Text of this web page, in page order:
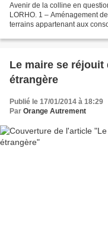
Avenir de la colline en
LORHO. 1 – Aménagement
terrains appartenant aux
Le maire se réjouit
étrangère
Publié le 17/01/2014 à 18:29
Par Orange Autrement